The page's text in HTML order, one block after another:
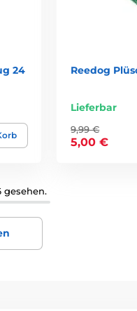
24
Reedog
Lieferbar
9,99 €
5,00 €
gesehen.